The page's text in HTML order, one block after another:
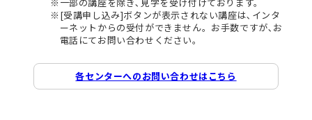
一部の講座を除き､見学を受け付けております。
[受講申し込み]ボタンが表示されない講座は､インタ
ーネットからの受付ができません。お手数ですが､お
電話にてお問い合わせください。
各センターへのお問い合わせはこちら